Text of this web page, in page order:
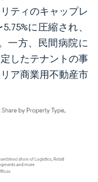
ティのキャップレ
に圧縮され、
一方、民間病院に
したテナントの事
ア商業用不動産市